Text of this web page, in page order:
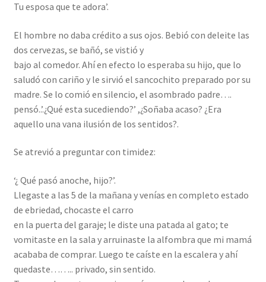
Tu esposa que te adora’.
El hombre no daba crédito a sus ojos. Bebió con deleite las
dos cervezas, se bañó, se vistió y
bajo al comedor. Ahí en efecto lo esperaba su hijo, que lo
saludó con cariño y le sirvió el sancochito preparado por su
madre. Se lo comió en silencio, el asombrado padre….
pensó..’.¿Qué esta sucediendo?’ ,¿Soñaba acaso? ¿Era
aquello una vana ilusión de los sentidos?.
Se atrevió a preguntar con timidez:
‘¿ Qué pasó anoche, hijo?’.
Llegaste a las 5 de la mañana y venías en completo estado
de ebriedad, chocaste el carro
en la puerta del garaje; le diste una patada al gato; te
vomitaste en la sala y arruinaste la alfombra que mi mamá
acababa de comprar. Luego te caíste en la escalera y ahí
quedaste…….. privado, sin sentido.